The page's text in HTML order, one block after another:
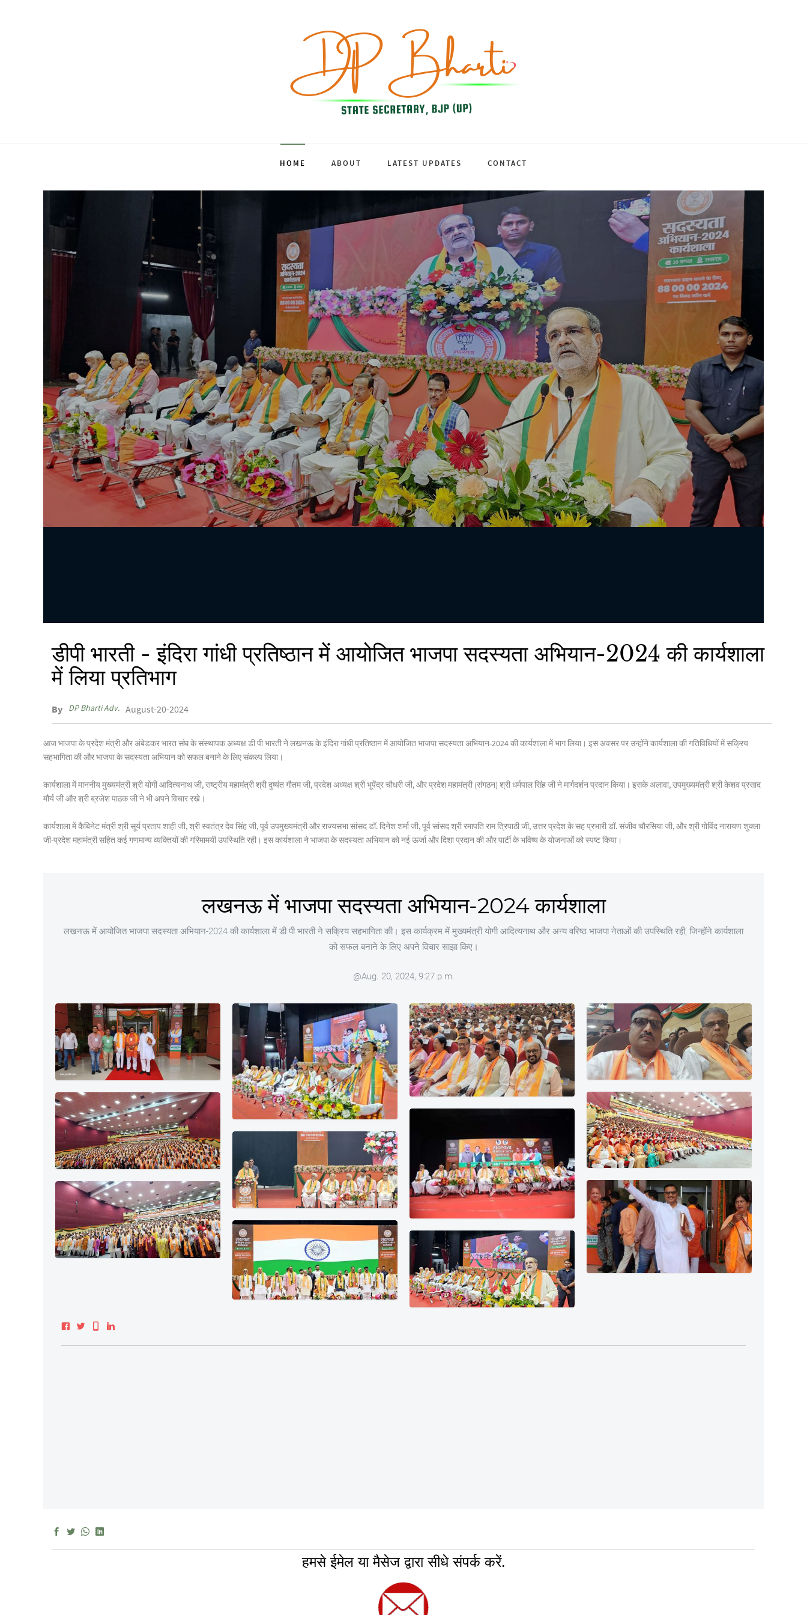
HOME ABOUT LATEST UPDATES CONTACT
डीपी भारती - इंदिरा गांधी प्रतिष्ठान में आयोजित भाजपा सदस्यता अभियान-2024 की कार्यशाला
में लिया प्रतिभाग
By DP Bharti Adv. August-20-2024
आज भाजपा के प्रदेश मंत्री और अंबेडकर भारत संघ के संस्थापक अध्यक्ष डी पी भारती ने लखनऊ के इंदिरा गांधी प्रतिष्ठान में आयोजित भाजपा सदस्यता अभियान-2024 की कार्यशाला में भाग लिया। इस अवसर पर उन्होंने कार्यशाला की गतिविधियों में सक्रिय
सहभागिता की और भाजपा के सदस्यता अभियान को सफल बनाने के लिए संकल्प लिया।
कार्यशाला में माननीय मुख्यमंत्री श्री योगी आदित्यनाथ जी, राष्ट्रीय महामंत्री श्री दुष्यंत गौतम जी, प्रदेश अध्यक्ष श्री भूपेंद्र चौधरी जी, और प्रदेश महामंत्री (संगठन) श्री धर्मपाल सिंह जी ने मार्गदर्शन प्रदान किया। इसके अलावा, उपमुख्यमंत्री श्री केशव प्रसाद
मौर्य जी और श्री ब्रजेश पाठक जी ने भी अपने विचार रखे।
कार्यशाला में कैबिनेट मंत्री श्री सूर्य प्रताप शाही जी, श्री स्वतंत्र देव सिंह जी, पूर्व उपमुख्यमंत्री और राज्यसभा सांसद डॉ. दिनेश शर्मा जी, पूर्व सांसद श्री रमापति राम त्रिपाठी जी, उत्तर प्रदेश के सह प्रभारी डॉ. संजीव चौरसिया जी, और श्री गोविंद नारायण शुक्ला
जी-प्रदेश महामंत्री सहित कई गणमान्य व्यक्तियों की गरिमामयी उपस्थिति रही। इस कार्यशाला ने भाजपा के सदस्यता अभियान को नई ऊर्जा और दिशा प्रदान की और पार्टी के भविष्य के योजनाओं को स्पष्ट किया।
हमसे ईमेल या मैसेज द्वारा सीधे संपर्क करें.